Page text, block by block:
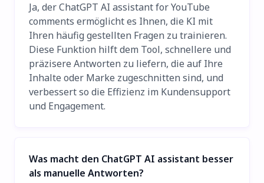
Ja, der ChatGPT AI assistant for YouTube
comments ermöglicht es Ihnen, die KI mit
Ihren häufig gestellten Fragen zu trainieren.
Diese Funktion hilft dem Tool, schnellere und
präzisere Antworten zu liefern, die auf Ihre
Inhalte oder Marke zugeschnitten sind, und
verbessert so die Effizienz im Kundensupport
und Engagement.
Was macht den ChatGPT AI assistant besser
als manuelle Antworten?